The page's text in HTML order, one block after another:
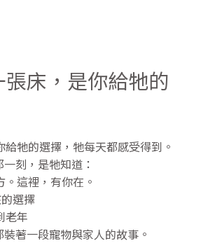
床，是你給牠的
牠的選擇，牠每天都感受得到。
刻，是牠知道：
這裡，有你在。
選擇
老年
著一段寵物與家人的故事。